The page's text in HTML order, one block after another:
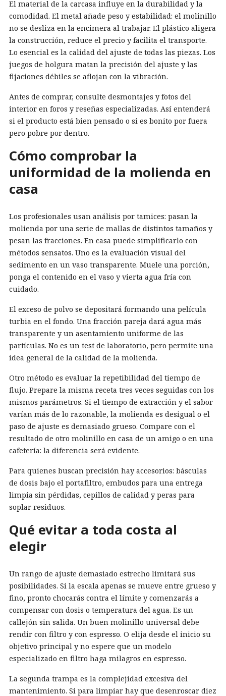
El material de la carcasa influye en la durabilidad y la
comodidad. El metal añade peso y estabilidad: el molinillo
no se desliza en la encimera al trabajar. El plástico aligera
la construcción, reduce el precio y facilita el transporte.
Lo esencial es la calidad del ajuste de todas las piezas. Los
juegos de holgura matan la precisión del ajuste y las
fijaciones débiles se aflojan con la vibración.
Antes de comprar, consulte desmontajes y fotos del
interior en foros y reseñas especializadas. Así entenderá
si el producto está bien pensado o si es bonito por fuera
pero pobre por dentro.
Cómo comprobar la
uniformidad de la molienda en
casa
Los profesionales usan análisis por tamices: pasan la
molienda por una serie de mallas de distintos tamaños y
pesan las fracciones. En casa puede simplificarlo con
métodos sensatos. Uno es la evaluación visual del
sedimento en un vaso transparente. Muele una porción,
ponga el contenido en el vaso y vierta agua fría con
cuidado.
El exceso de polvo se depositará formando una película
turbia en el fondo. Una fracción pareja dará agua más
transparente y un asentamiento uniforme de las
partículas. No es un test de laboratorio, pero permite una
idea general de la calidad de la molienda.
Otro método es evaluar la repetibilidad del tiempo de
flujo. Prepare la misma receta tres veces seguidas con los
mismos parámetros. Si el tiempo de extracción y el sabor
varían más de lo razonable, la molienda es desigual o el
paso de ajuste es demasiado grueso. Compare con el
resultado de otro molinillo en casa de un amigo o en una
cafetería: la diferencia será evidente.
Para quienes buscan precisión hay accesorios: básculas
de dosis bajo el portafiltro, embudos para una entrega
limpia sin pérdidas, cepillos de calidad y peras para
soplar residuos.
Qué evitar a toda costa al
elegir
Un rango de ajuste demasiado estrecho limitará sus
posibilidades. Si la escala apenas se mueve entre grueso y
fino, pronto chocarás contra el límite y comenzarás a
compensar con dosis o temperatura del agua. Es un
callejón sin salida. Un buen molinillo universal debe
rendir con filtro y con espresso. O elija desde el inicio su
objetivo principal y no espere que un modelo
especializado en filtro haga milagros en espresso.
La segunda trampa es la complejidad excesiva del
mantenimiento. Si para limpiar hay que desenroscar diez